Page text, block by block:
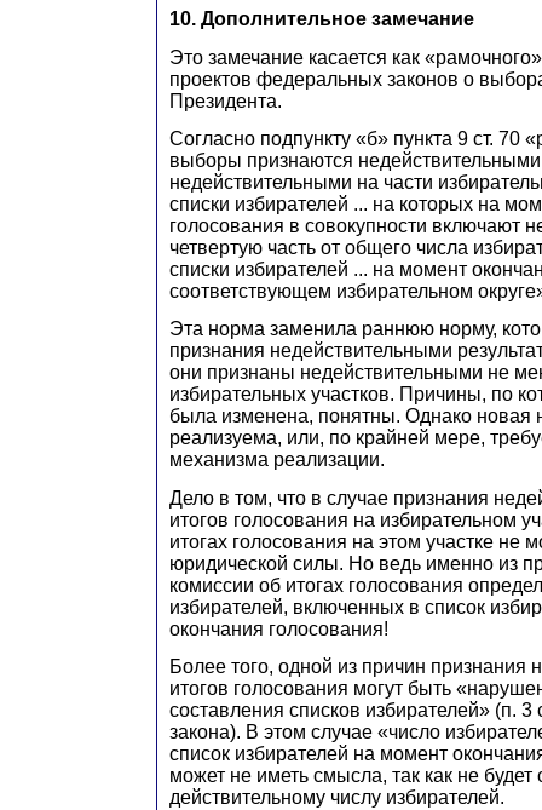
10. Дополнительное замечание
Это замечание касается как
проектов федеральных законов о
Президента.
Согласно подпункту «б» пункта 9 ст. 70
выборы признаются
недействительными на части
списки избирателей ... на которых на
голосования в совокупности включают
четвертую часть от общего числа
списки избирателей ... на момент
соответствующем избирательном
Эта норма заменила раннюю норму,
признания недействительными
они признаны недействительными не
избирательных участков. Причины, по
была изменена, понятны. Однако новая
реализуема, или, по крайней мере,
механизма реализации.
Дело в том, что в случае признания
итогов голосования на избирательном
итогах голосования на этом участке не
юридической силы. Но ведь именно из
комиссии об итогах голосования
избирателей, включенных в список
окончания голосования!
Более того, одной из причин признания
итогов голосования могут быть
составления списков избирателей» (п. 3
закона). В этом случае «число
список избирателей на момент
может не иметь смысла, так как не будет
действительному числу избирателей.